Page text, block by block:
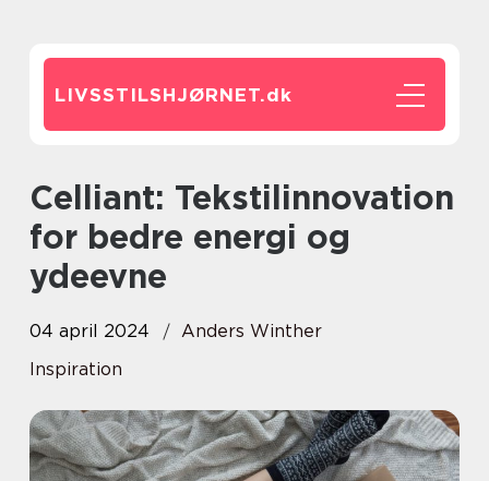
LIVSSTILSHJØRNET.dk
Celliant: Tekstilinnovation
for bedre energi og
ydeevne
04 april 2024
Anders Winther
Inspiration